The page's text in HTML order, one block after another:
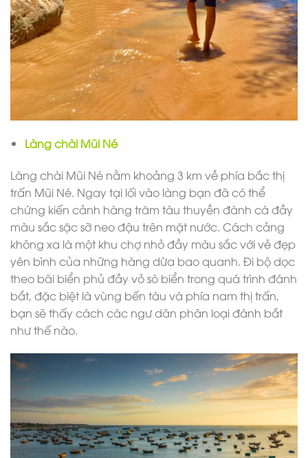
Làng chài Mũi Né
Làng chài Mũi Né nằm khoảng 3 km về phía bắc thị
trấn Mũi Né. Ngay tại lối vào làng bạn đã có thể
chứng kiến cảnh hàng trăm tàu thuyền đánh cá đầy
màu sắc sặc sỡ neo đậu trên mặt nước. Cách cảng
không xa là một khu chợ nhỏ đầy màu sắc với vẻ đẹp
yên bình của những hàng dừa bao quanh. Đi bộ dọc
theo bãi biển phủ đầy vỏ sò biển trong quá trình đánh
bắt, đặc biệt là vùng bến tàu và phía nam thị trấn,
bạn sẽ thấy cách các ngư dân phân loại đánh bắt
như thế nào.